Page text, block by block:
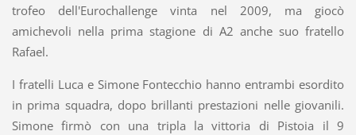
trofeo dell'Eurochallenge vinta nel 2009, ma giocò
amichevoli nella prima stagione di A2 anche suo fratello
Rafael.
I fratelli Luca e Simone Fontecchio hanno entrambi esordito
in prima squadra, dopo brillanti prestazioni nelle giovanili.
Simone firmò con una tripla la vittoria di Pistoia il 9